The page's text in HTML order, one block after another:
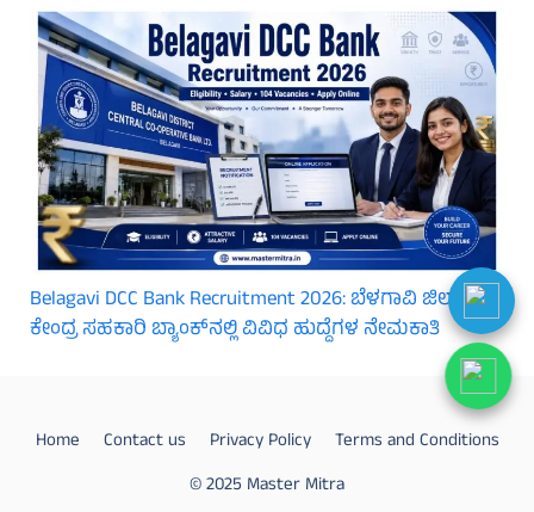
Belagavi DCC Bank Recruitment 2026: ಬೆಳಗಾವಿ ಜಿಲ್ಲಾ
ಕೇಂದ್ರ ಸಹಕಾರಿ ಬ್ಯಾಂಕ್‌ನಲ್ಲಿ ವಿವಿಧ ಹುದ್ದೆಗಳ ನೇಮಕಾತಿ
Home Contact us Privacy Policy
Terms and Conditions
© 2025 Master Mitra